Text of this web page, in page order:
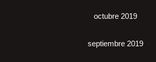
octubre 2019
septiembre 2019